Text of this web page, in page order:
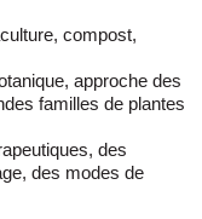
compost,
approche des
familles de plantes
des
des modes de